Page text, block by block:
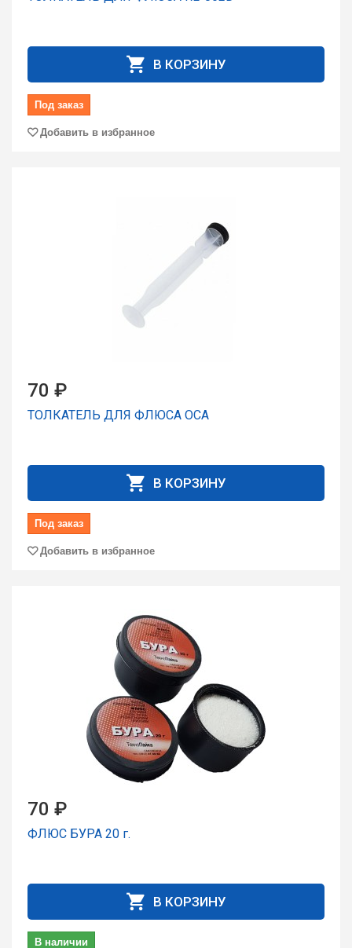
В КОРЗИНУ
Под заказ
Добавить в избранное
70 ₽
ТОЛКАТЕЛЬ ДЛЯ ФЛЮСА ОСА
В КОРЗИНУ
Под заказ
Добавить в избранное
70 ₽
ФЛЮС БУРА 20 г.
В КОРЗИНУ
В наличии